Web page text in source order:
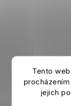
Tento
jejich